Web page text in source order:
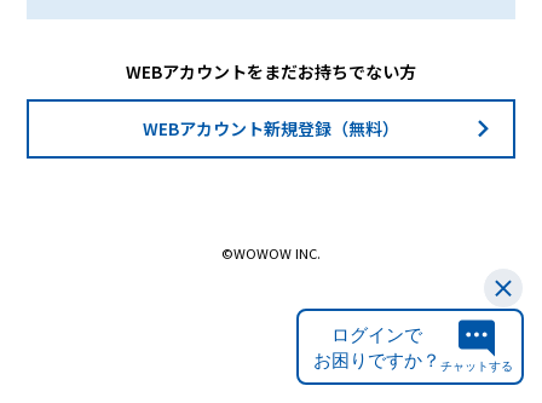
WEBアカウントをまだお持ちでない方
WEBアカウント新規登録（無料）
©WOWOW INC.
ログインで
お困りですか？ チャットする